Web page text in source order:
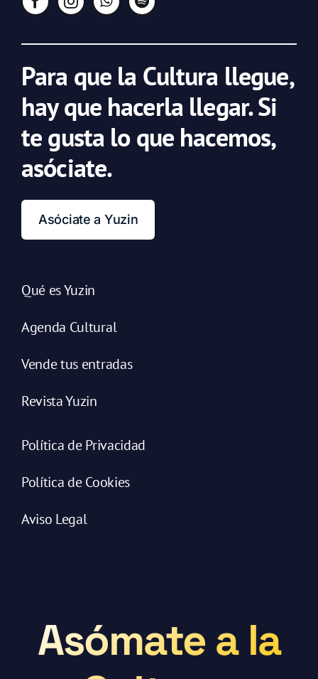
Para que la Cultura llegue,
hay que hacerla llegar. Si
te gusta lo que hacemos,
asóciate.
Asóciate a Yuzin
Qué es Yuzin
Agenda Cultural
Vende tus entradas
Revista Yuzin
Política de Privacidad
Política de Cookies
Aviso Legal
Asómate a la